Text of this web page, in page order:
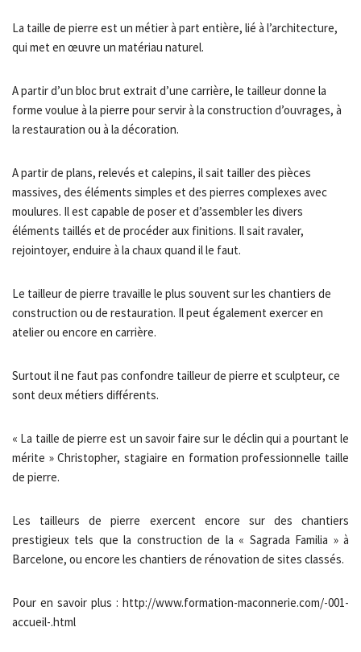
La taille de pierre est un métier à part entière, lié à l’architecture,
qui met en œuvre un matériau naturel.
A partir d’un bloc brut extrait d’une carrière, le tailleur donne la
forme voulue à la pierre pour servir à la construction d’ouvrages, à
la restauration ou à la décoration.
A partir de plans, relevés et calepins, il sait tailler des pièces
massives, des éléments simples et des pierres complexes avec
moulures. Il est capable de poser et d’assembler les divers
éléments taillés et de procéder aux finitions. Il sait ravaler,
rejointoyer, enduire à la chaux quand il le faut.
Le tailleur de pierre travaille le plus souvent sur les chantiers de
construction ou de restauration. Il peut également exercer en
atelier ou encore en carrière.
Surtout il ne faut pas confondre tailleur de pierre et sculpteur, ce
sont deux métiers différents.
« La taille de pierre est un savoir faire sur le déclin qui a pourtant le
mérite » Christopher, stagiaire en formation professionnelle taille
de pierre.
Les tailleurs de pierre exercent encore sur des chantiers
prestigieux tels que la construction de la « Sagrada Familia » à
Barcelone, ou encore les chantiers de rénovation de sites classés.
Pour en savoir plus : http://www.formation-maconnerie.com/-001-
accueil-.html